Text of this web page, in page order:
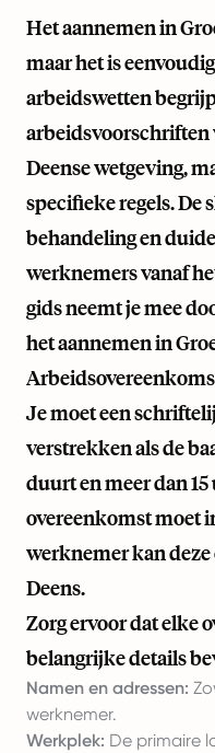
Het aannemen in
maar het is
arbeidswetten
Deense wetgeving,
specifieke regels. De
behandeling en
werknemers vanaf
gids neemt je mee
het aannemen in
Je moet een
verstrekken als de
duurt en meer dan
overeenkomst moet
werknemer kan
Deens.
Zorg ervoor dat elke
belangrijke details
Namen en adressen:
werknemer.
Werkplek: De primaire